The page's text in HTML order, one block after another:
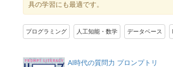
具の学習にも最適です。
プログラミング 人工知能・数学 データベース
AI時代の質問力 プロンプトリ